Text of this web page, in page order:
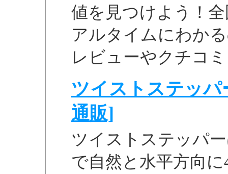
値を見つけよう！
アルタイムにわか
レビューやクチコ
ツイストステッパ
通販]
ツイストステッパ
で自然と水平方向